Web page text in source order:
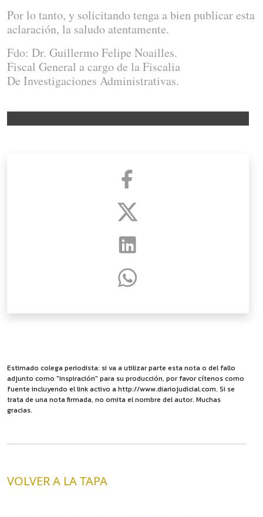
Por lo tanto, y solicitando tenga a bien publicar esta
aclaración, la saludo atentamente.
Fdo: Dr. Guillermo Felipe Noailles.
Fiscal General a cargo de la Fiscalia
De Investigaciones Administrativas.
Estimado colega periodista: si va a utilizar parte esta nota o del fallo
adjunto como "inspiración" para su producción, por favor cítenos como
fuente incluyendo el link activo a http://www.diariojudicial.com. Si se
trata de una nota firmada, no omita el nombre del autor. Muchas
gracias.
VOLVER A LA TAPA